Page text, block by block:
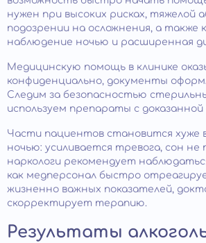
нужен при высоких рисках, тяжелой
подозрении на осложнения, а также
наблюдение ночью и расширенная
Медицинскую помощь в клинике
конфиденциально, документы
Следим за безопасностью
используем препараты с
Части пациентов становится хуже
ночью: усиливается тревога, сон
наркологи рекомендует
как медперсонал быстро
жизненно важных показателей,
скорректирует терапию.
Результаты